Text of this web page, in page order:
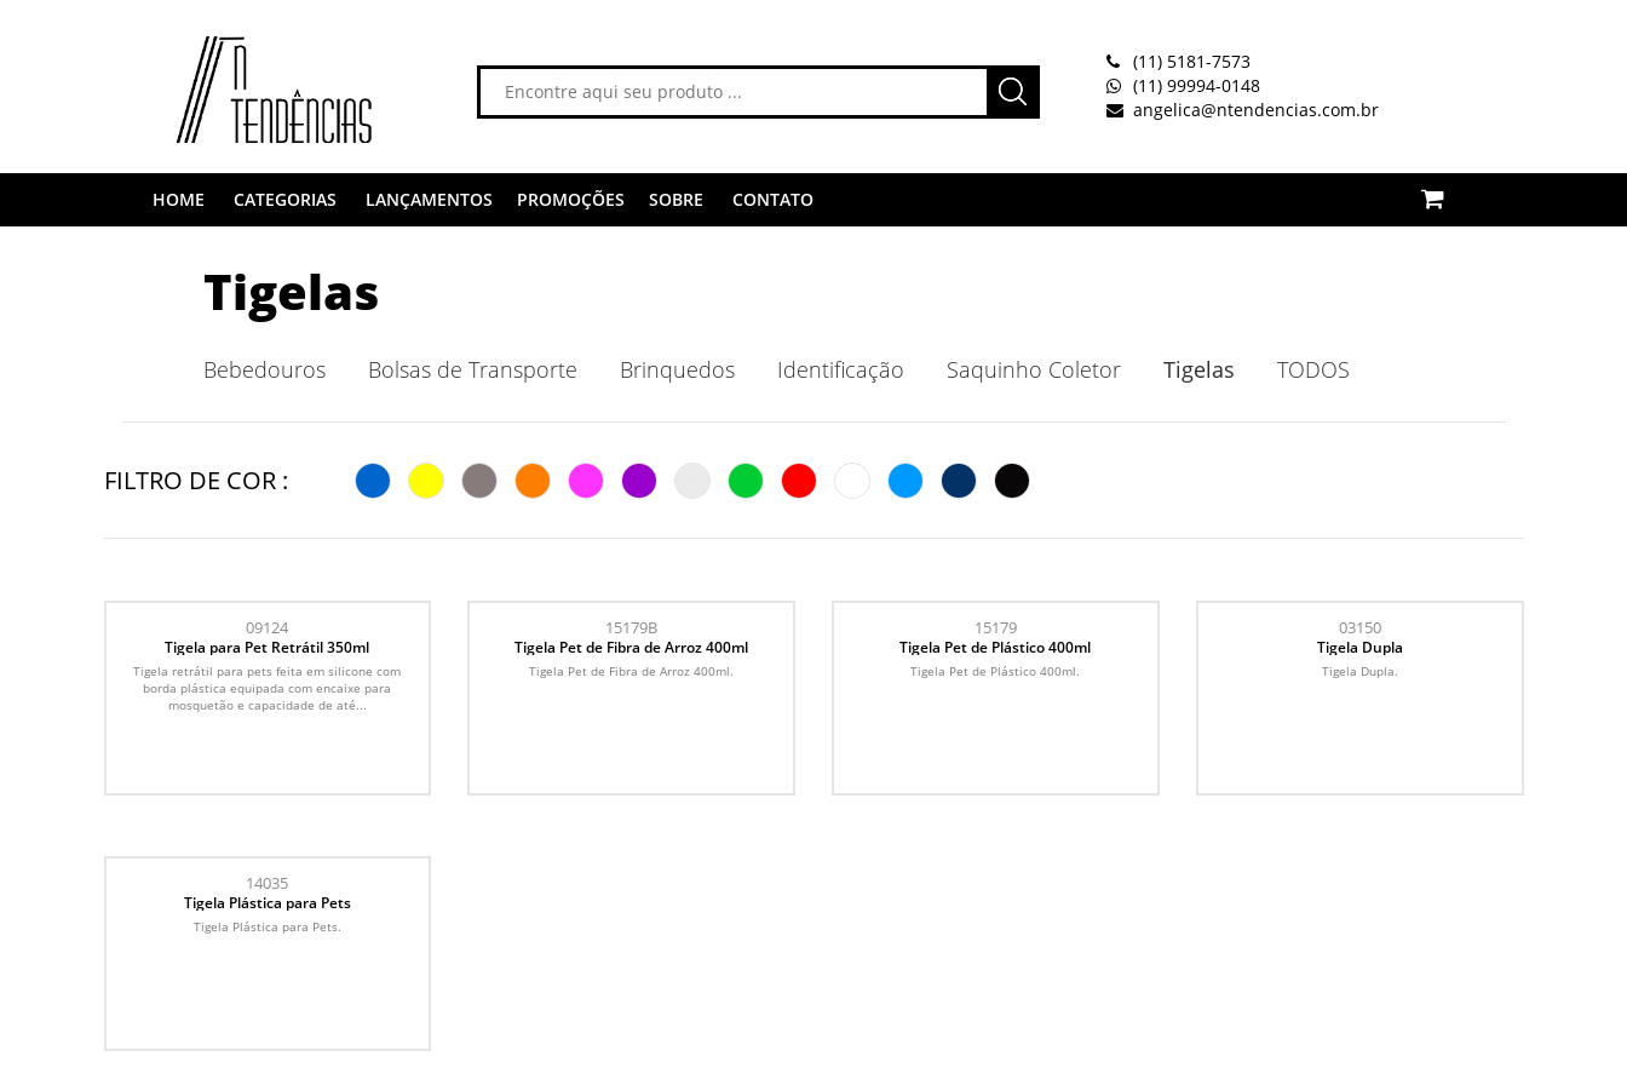
(11) 5181-7573
(11) 99994-0148
angelica@ntendencias.com.br
HOME CATEGORIAS LANÇAMENTOS PROMOÇÕES SOBRE CONTATO
Tigelas
Bebedouros Bolsas de Transporte Brinquedos Identificação Saquinho Coletor Tigelas TODOS
FILTRO DE COR :
09124
Tigela para Pet Retrátil 350ml
Tigela retrátil para pets feita em silicone com
borda plástica equipada com encaixe para
mosquetão e capacidade de até...
15179B
Tigela Pet de Fibra de Arroz 400ml
Tigela Pet de Fibra de Arroz 400ml.
15179
Tigela Pet de Plástico 400ml
Tigela Pet de Plástico 400ml.
03150
Tigela Dupla
Tigela Dupla.
14035
Tigela Plástica para Pets
Tigela Plástica para Pets.